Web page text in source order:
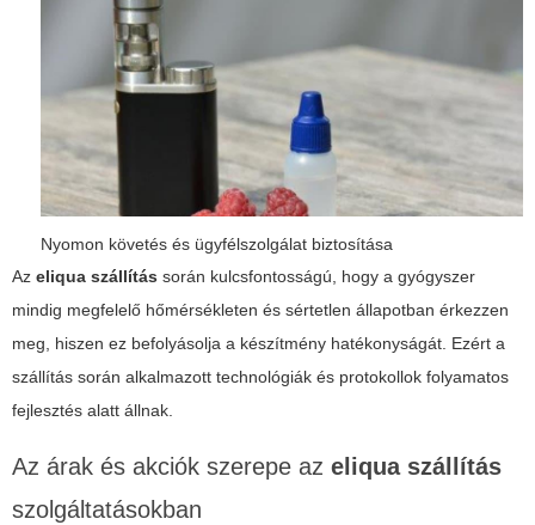
Nyomon követés és ügyfélszolgálat biztosítása
Az eliqua szállítás során kulcsfontosságú, hogy a gyógyszer
mindig megfelelő hőmérsékleten és sértetlen állapotban érkezzen
meg, hiszen ez befolyásolja a készítmény hatékonyságát. Ezért a
szállítás során alkalmazott technológiák és protokollok folyamatos
fejlesztés alatt állnak.
Az árak és akciók szerepe az eliqua szállítás
szolgáltatásokban